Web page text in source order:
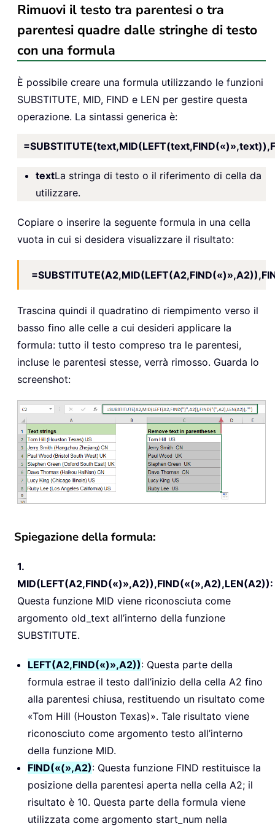
Rimuovi il testo tra parentesi o tra
parentesi quadre dalle stringhe di testo
con una formula
È possibile creare una formula utilizzando le funzioni
SUBSTITUTE, MID, FIND e LEN per gestire questa
operazione. La sintassi generica è:
textLa stringa di testo o il riferimento di cella da
utilizzare.
Copiare o inserire la seguente formula in una cella
vuota in cui si desidera visualizzare il risultato:
Trascina quindi il quadratino di riempimento verso il
basso fino alle celle a cui desideri applicare la
formula: tutto il testo compreso tra le parentesi,
incluse le parentesi stesse, verrà rimosso. Guarda lo
screenshot:
Spiegazione della formula:
1.
MID(LEFT(A2,FIND(«)»,A2)),FIND(«(»,A2),LEN(A2)):
Questa funzione MID viene riconosciuta come
argomento old_text all’interno della funzione
SUBSTITUTE.
LEFT(A2,FIND(«)»,A2)): Questa parte della
formula estrae il testo dall’inizio della cella A2 fino
alla parentesi chiusa, restituendo un risultato come
«Tom Hill (Houston Texas)». Tale risultato viene
riconosciuto come argomento testo all’interno
della funzione MID.
FIND(«(»,A2): Questa funzione FIND restituisce la
posizione della parentesi aperta nella cella A2; il
risultato è 10. Questa parte della formula viene
utilizzata come argomento start_num nella